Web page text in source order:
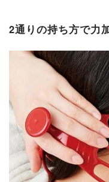
2通りの持ち方で力